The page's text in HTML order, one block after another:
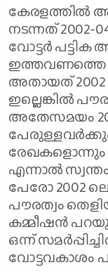
കേരളത്തില്‍
നടന്നത്
വോട്ടര്‍ പട്ടിക
അതായത് 2002
ഇല്ലെങ്കില്‍
അതേസമയം
രേഖകളൊന്നും
എന്നാല്‍
പേരോ 2002
പൗരത്വം
കമ്മീഷന്‍
ഒന്ന്